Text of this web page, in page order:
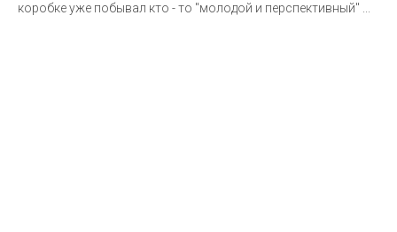
коробке уже побывал кто - то "молодой и перспективный" ...